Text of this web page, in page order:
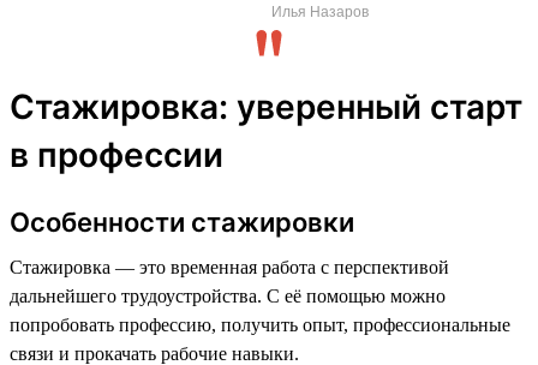
Илья Назаров
Стажировка: уверенный старт
в профессии
Особенности стажировки
Стажировка — это временная работа с перспективой
дальнейшего трудоустройства. С её помощью можно
попробовать профессию, получить опыт, профессиональные
связи и прокачать рабочие навыки.